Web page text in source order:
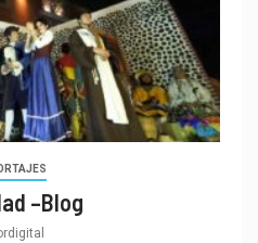
–Blog